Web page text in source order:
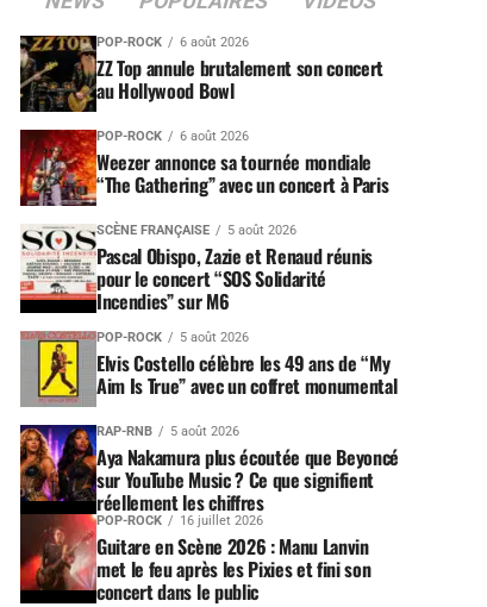
POP-ROCK 6 août 2026
ZZ Top annule brutalement son concert
au Hollywood Bowl
POP-ROCK 6 août 2026
Weezer annonce sa tournée mondiale
“The Gathering” avec un concert à Paris
SCÈNE FRANÇAISE 5 août 2026
Pascal Obispo, Zazie et Renaud réunis
pour le concert “SOS Solidarité
Incendies” sur M6
POP-ROCK 5 août 2026
Elvis Costello célèbre les 49 ans de “My
Aim Is True” avec un coffret monumental
RAP-RNB 5 août 2026
Aya Nakamura plus écoutée que Beyoncé
sur YouTube Music ? Ce que signifient
réellement les chiffres
POP-ROCK 16 juillet 2026
Guitare en Scène 2026 : Manu Lanvin
met le feu après les Pixies et fini son
concert dans le public